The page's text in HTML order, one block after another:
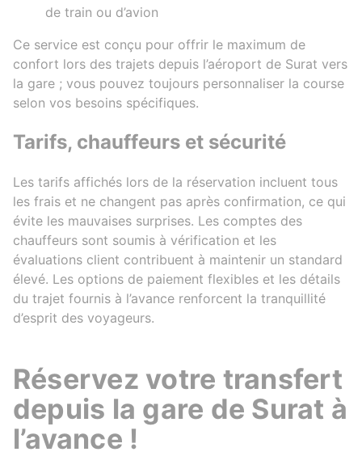
de train ou d’avion
Ce service est conçu pour offrir le maximum de
confort lors des trajets depuis l’aéroport de Surat vers
la gare ; vous pouvez toujours personnaliser la course
selon vos besoins spécifiques.
Tarifs, chauffeurs et sécurité
Les tarifs affichés lors de la réservation incluent tous
les frais et ne changent pas après confirmation, ce qui
évite les mauvaises surprises. Les comptes des
chauffeurs sont soumis à vérification et les
évaluations client contribuent à maintenir un standard
élevé. Les options de paiement flexibles et les détails
du trajet fournis à l’avance renforcent la tranquillité
d’esprit des voyageurs.
Réservez votre transfert
depuis la gare de Surat à
l’avance !